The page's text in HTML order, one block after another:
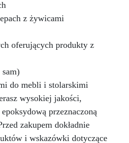
i lekko przeszlifowana.
części A i 1 część B.
małe ilości (200–300 g),
szybkiego twardnienia.
do utwardzenia.
i wykończyć.
innych produktów 30 %
niż w przypadku
szpachli poliestrowych
tiksotropowe – brak
Personalizacja kolorów
efektu Karta
epoksydowa
tiksotropowa Proporcje
z żywicami
oferujących produkty z
do mebli i stolarskimi
wysokiej jakości,
przeznaczoną
zakupem dokładnie
i wskazówki dotyczące